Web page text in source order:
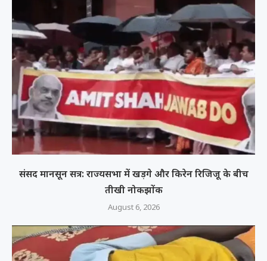
संसद मानसून सत्र: राज्यसभा में खड़गे और किरेन रिजिजू के बीच
तीखी नोकझोंक
August 6, 2026